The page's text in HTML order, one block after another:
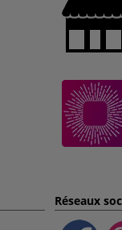
Réseaux